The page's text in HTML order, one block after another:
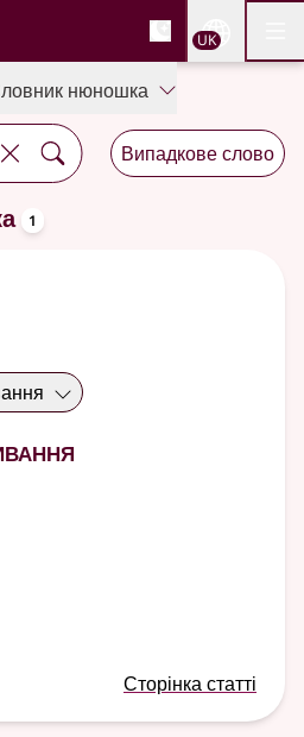
вмісту
букмола та
UK
нюношка
Випадкове слово
пропозиції пошуку
1
Сторінка статті